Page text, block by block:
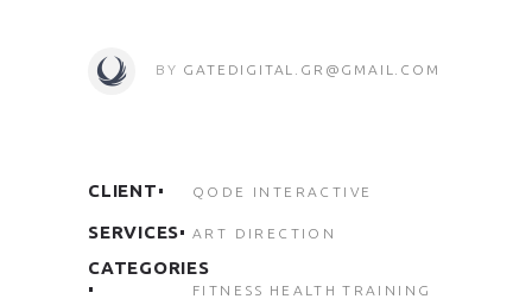
BY GATEDIGITAL.GR@GMAIL.COM
CLIENT QODE INTERACTIVE
SERVICES ART DIRECTION
CATEGORIES
FITNESS HEALTH TRAINING